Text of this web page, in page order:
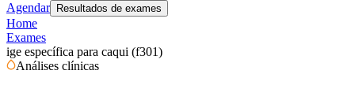
Agendar Resultados de exames
Home
Exames
ige específica para caqui (f301)
Análises clínicas